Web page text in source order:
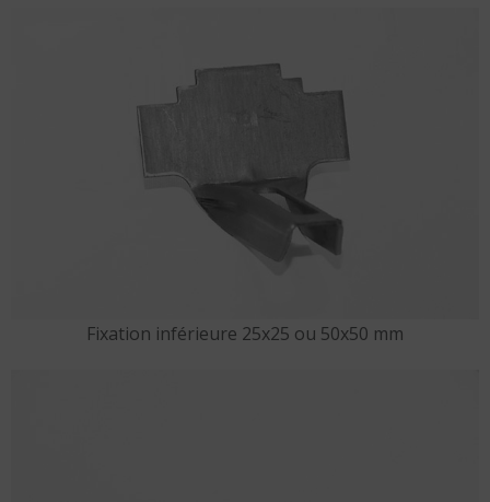
Fixation inférieure 25x25 ou 50x50 mm